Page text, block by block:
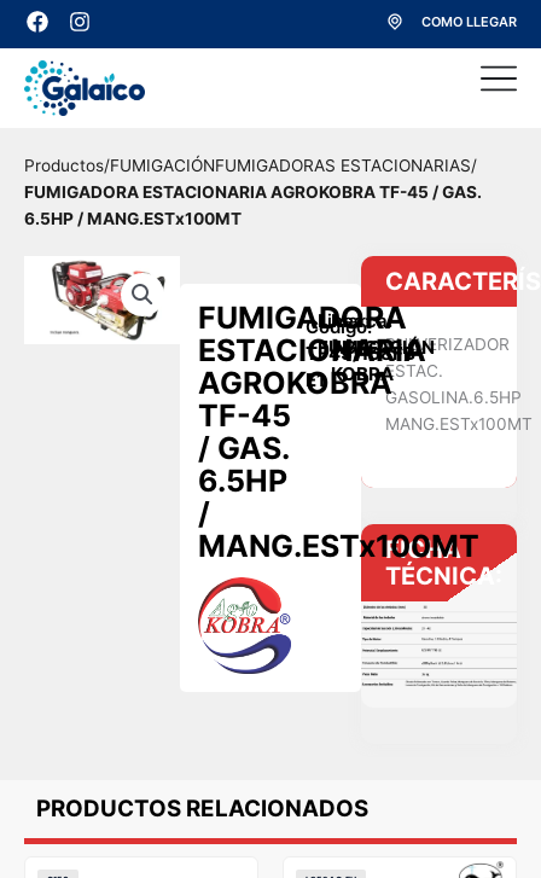
contenido
F
a
c
e
b
k
I
n
t
a
a
m
COMO LLEGAR
Productos/FUMIGACIÓNFUMIGADORAS ESTACIONARIAS/
FUMIGADORA ESTACIONARIA AGROKOBRA TF-45 / GAS.
6.5HP / MANG.ESTx100MT
PULVERIZADOR
ESTAC.
GASOLINA.6.5HP
MANG.ESTx100MT
FICHA
TÉCNICA:
FUMIGADORA
ESTACIONARIA
AGROKOBRA
TF-45
/ GAS.
6.5HP
/
MANG.ESTx100MT
Codigo:
TF45/168FB-
E1
Linea:
FUMIGACIÓN
Marca:
AGRO
KOBRA
PRODUCTOS RELACIONADOS